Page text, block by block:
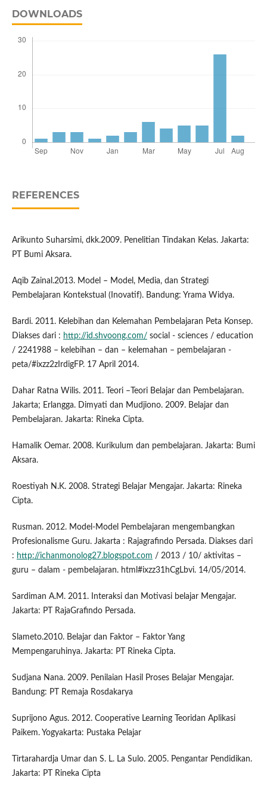
DOWNLOADS
REFERENCES
Arikunto Suharsimi, dkk.2009. Penelitian Tindakan Kelas. Jakarta:
PT Bumi Aksara.
Aqib Zainal.2013. Model – Model, Media, dan Strategi
Pembelajaran Kontekstual (Inovatif). Bandung: Yrama Widya.
Bardi. 2011. Kelebihan dan Kelemahan Pembelajaran Peta Konsep.
Diakses dari : http://id.shvoong.com/ social - sciences / education
/ 2241988 – kelebihan – dan – kelemahan – pembelajaran -
peta/#ixzz2zIrdigFP. 17 April 2014.
Dahar Ratna Wilis. 2011. Teori –Teori Belajar dan Pembelajaran.
Jakarta; Erlangga. Dimyati dan Mudjiono. 2009. Belajar dan
Pembelajaran. Jakarta: Rineka Cipta.
Hamalik Oemar. 2008. Kurikulum dan pembelajaran. Jakarta: Bumi
Aksara.
Roestiyah N.K. 2008. Strategi Belajar Mengajar. Jakarta: Rineka
Cipta.
Rusman. 2012. Model-Model Pembelajaran mengembangkan
Profesionalisme Guru. Jakarta : Rajagrafindo Persada. Diakses dari
: http://ichanmonolog27.blogspot.com / 2013 / 10/ aktivitas –
guru – dalam - pembelajaran. html#ixzz31hCgLbvi. 14/05/2014.
Sardiman A.M. 2011. Interaksi dan Motivasi belajar Mengajar.
Jakarta: PT RajaGrafindo Persada.
Slameto.2010. Belajar dan Faktor – Faktor Yang
Mempengaruhinya. Jakarta: PT Rineka Cipta.
Sudjana Nana. 2009. Penilaian Hasil Proses Belajar Mengajar.
Bandung: PT Remaja Rosdakarya
Suprijono Agus. 2012. Cooperative Learning Teoridan Aplikasi
Paikem. Yogyakarta: Pustaka Pelajar
Tirtarahardja Umar dan S. L. La Sulo. 2005. Pengantar Pendidikan.
Jakarta: PT Rineka Cipta